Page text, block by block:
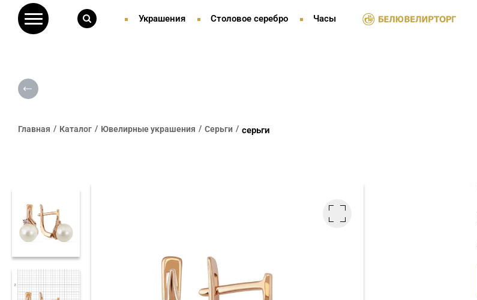
Украшения Столовое серебро Часы
Главная Каталог Ювелирные украшения Серьги серьги